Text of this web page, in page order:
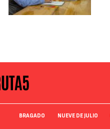
BRAGADO NUEVE DE JULIO